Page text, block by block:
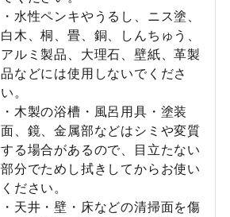
・水性ペンキやうるし、ニス塗、
白木、桐、畳、銅、しんちゅう、
アルミ製品、大理石、壁紙、革製
品などには使用しないでくださ
い。
・木製の浴槽・風呂用具・塗装
面、鏡、金属部などはシミや変質
する場合があるので、目立たない
部分でためし拭きしてからお使い
ください。
・天井・壁・床などの清掃面を傷